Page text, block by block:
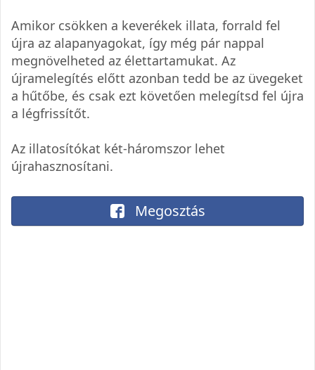
Amikor csökken a keverékek illata, forrald fel
újra az alapanyagokat, így még pár nappal
megnövelheted az élettartamukat. Az
újramelegítés előtt azonban tedd be az üvegeket
a hűtőbe, és csak ezt követően melegítsd fel újra
a légfrissítőt.
Az illatosítókat két-háromszor lehet
újrahasznosítani.
Megosztás